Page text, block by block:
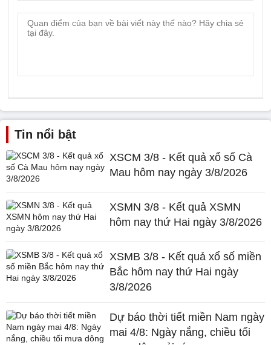
Tin nổi bật
XSCM 3/8 - Kết quả xổ số Cà
Mau hôm nay ngày 3/8/2026
XSMN 3/8 - Kết quả XSMN
hôm nay thứ Hai ngày 3/8/2026
XSMB 3/8 - Kết quả xổ số miền
Bắc hôm nay thứ Hai ngày
3/8/2026
Dự báo thời tiết miền Nam ngày
mai 4/8: Ngày nắng, chiều tối